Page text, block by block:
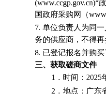
(www.ccgp.gov.cn)“
国政府采购网（
7. 单位负责人为同
务的供应商，不得
8. 已登记报名并购买
三、获取磋商文件
1． 时间： 2025
2． 地点：广东